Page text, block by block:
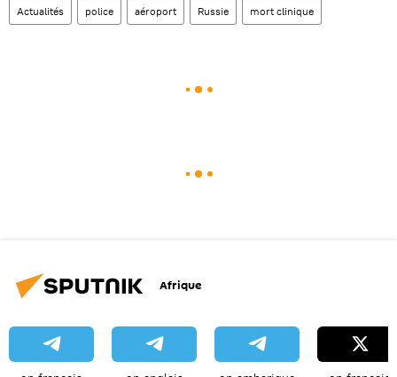
Actualités police aéroport Russie mort clinique
Afrique